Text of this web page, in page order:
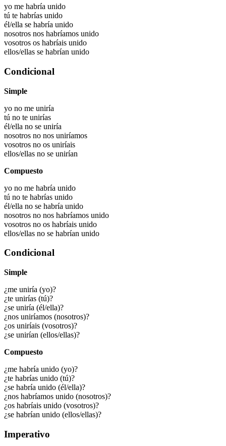
yo me habría unido
tú te habrías unido
él/ella se habría unido
nosotros nos habríamos unido
vosotros os habríais unido
ellos/ellas se habrían unido
Condicional
Simple
yo no me uniría
tú no te unirías
él/ella no se uniría
nosotros no nos uniríamos
vosotros no os uniríais
ellos/ellas no se unirían
Compuesto
yo no me habría unido
tú no te habrías unido
él/ella no se habría unido
nosotros no nos habríamos unido
vosotros no os habríais unido
ellos/ellas no se habrían unido
Condicional
Simple
¿me uniría (yo)?
¿te unirías (tú)?
¿se uniría (él/ella)?
¿nos uniríamos (nosotros)?
¿os uniríais (vosotros)?
¿se unirían (ellos/ellas)?
Compuesto
¿me habría unido (yo)?
¿te habrías unido (tú)?
¿se habría unido (él/ella)?
¿nos habríamos unido (nosotros)?
¿os habríais unido (vosotros)?
¿se habrían unido (ellos/ellas)?
Imperativo